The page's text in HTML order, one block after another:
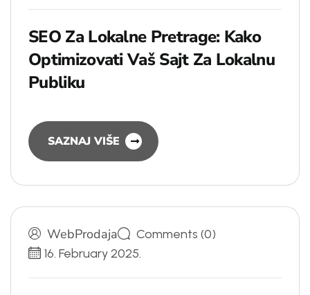
SEO Za Lokalne Pretrage: Kako
OptimizovatiVaš Sajt Za Lokalnu
Publiku
SAZNAJ VIŠE
WebProdaja
Comments (0)
16. February 2025.